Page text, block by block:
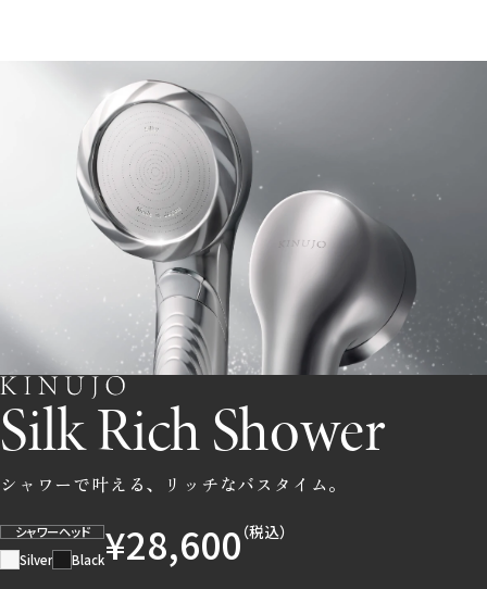
Silk Rich Shower
シャワーで叶える、リッチなバスタイム。
シャワーヘッド
Silver
Black¥28,600 （税込）